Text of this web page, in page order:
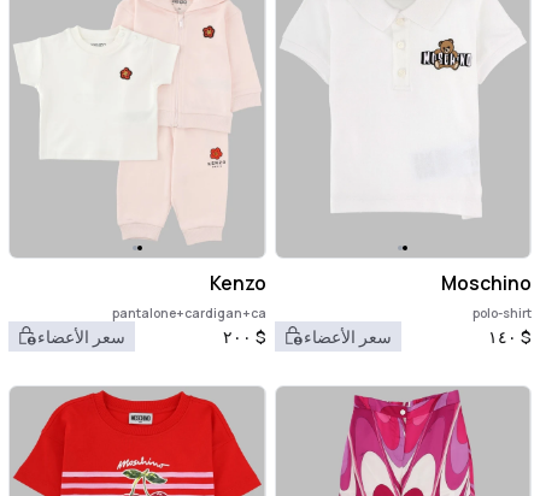
Moschino
polo-shirt
$ ١٤٠ سعر الأعضاء
Kenzo
pantalone+cardigan+ca
$ ٢٠٠ سعر الأعضاء